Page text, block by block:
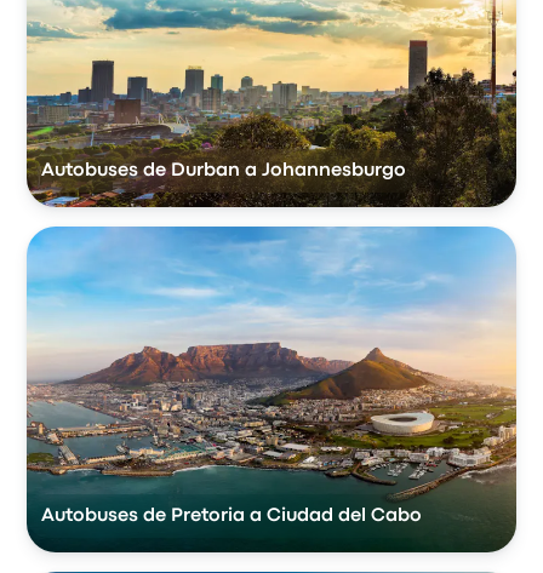
Autobuses de Durban a Johannesburgo
Autobuses de Pretoria a Ciudad del Cabo